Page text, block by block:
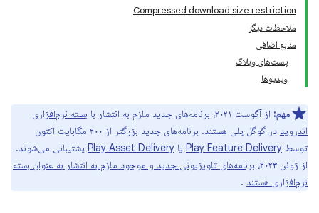
Compressed download size restriction
ملاحظات دیگر
منابع اضافی
پست‌های وبلاگ
ویدیوها
مهم: از آگوست ۲۰۲۱، برنامه‌های جدید ملزم به انتشار با
بسته نرم‌افزاری
اندروید
در گوگل پلی هستند. برنامه‌های جدید بزرگتر از ۲۰۰ مگابایت اکنون
توسط Play Feature Delivery یا Play Asset Delivery پشتیبانی می‌شوند.
از ژوئن ۲۰۲۳،
برنامه‌های تلویزیونی جدید و موجود ملزم به انتشار به عنوان بسته
نرم‌افزاری هستند .